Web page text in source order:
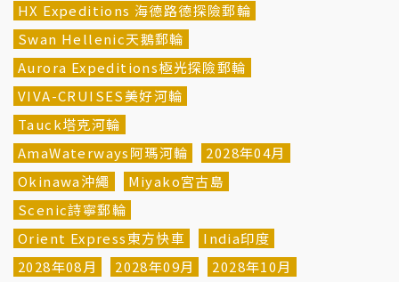
HX Expeditions 海德路德探險郵輪
Swan Hellenic天鵝郵輪
Aurora Expeditions極光探險郵輪
VIVA-CRUISES美好河輪
Tauck塔克河輪
AmaWaterways阿瑪河輪
2028年04月
Okinawa沖繩
Miyako宮古島
Scenic詩寧郵輪
Orient Express東方快車
India印度
2028年08月
2028年09月
2028年10月